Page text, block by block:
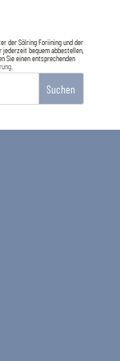
der Sölring Foriining und der
bequem abbestellen,
Sie einen entsprechenden
.
Suchen